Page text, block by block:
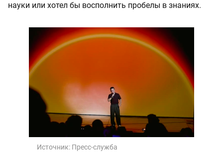
науки или хотел бы восполнить пробелы в знаниях.
Источник: Пресс-служба